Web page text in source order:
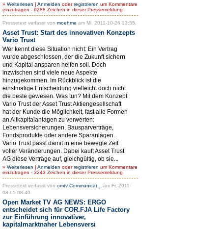
» Weiterlesen | Anmelden oderregistrieren um Kommentare
einzutragen - 6288 Zeichen in dieser Pressemeldung
Pressetext verfasst von moehme am Mi, 2011-10-26 13:55.
Asset Trust: Start des innovativen Konzepts
Vario Trust
Wer kennt diese Situation nicht: Ein Vertrag
wurde abgeschlossen, der die Zukunft sichern
und Kapital ansparen helfen soll. Doch
inzwischen sind viele neue Aspekte
hinzugekommen. Im Rückblick ist die
einstmalige Entscheidung vielleicht doch nicht
die beste gewesen. Was tun? Mit dem Konzept
Vario Trust der Asset Trust Aktiengesellschaft
hat der Kunde die Möglichkeit, fast alle Formen
an Altkapitalanlagen zu verwerten:
Lebensversicherungen, Bausparverträge,
Fondsprodukte oder andere Sparanlagen.
Vario Trust passt damit in eine bewegte Zeit
voller Veränderungen. Dabei kauft Asset Trust
AG diese Verträge auf, gleichgültig, ob sie...
» Weiterlesen | Anmelden oderregistrieren um Kommentare
einzutragen - 3243 Zeichen in dieser Pressemeldung
Pressetext verfasst von omtv Communicat...
am Fr, 2011-
08-05 08:40.
Open Market TV AG NEWS: ERGO
entscheidet sich für COR.FJA Life Factory
zur Einführung innovativer,
kapitalmarktnaher Lebensversi